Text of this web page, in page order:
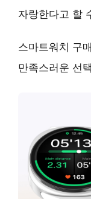
자랑한다고 할
스마트워치 구
만족스러운 선